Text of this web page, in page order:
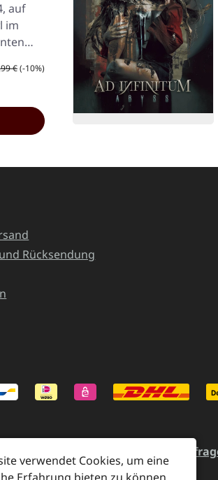
auf
im
Preis:
€(-10%)
Rücksendung
verwendet Cookies, um eine